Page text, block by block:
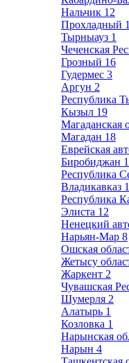
Нальчик 12
Прохладный 1
Тырныауз 1
Чеченская
Грозный 16
Гудермес 3
Аргун 2
Республика
Кызыл 19
Магаданская
Магадан 18
Еврейская
Биробиджан
Республика
Владикавказ
Республика
Элиста 12
Ненецкий
Нарьян-Мар 8
Ошская
Жетысу
Жаркент 2
Чувашская
Шумерля 2
Алатырь 1
Козловка 1
Нарынская
Нарын 4